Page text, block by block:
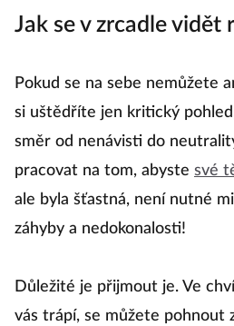
Jak se v zrcadle vidět
Pokud se na sebe nemůžete
si uštědříte jen kritický
směr od nenávisti do
pracovat na tom, abyste své
ale byla šťastná, není nutné
záhyby a nedokonalosti!
Důležité je přijmout je. Ve
vás trápí, se můžete pohnout